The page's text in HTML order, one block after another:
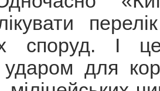
споруд. І
для